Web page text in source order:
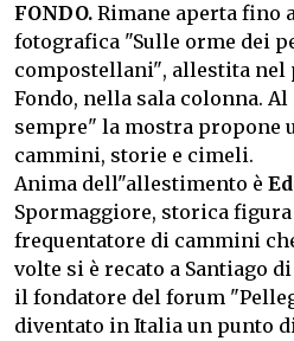
FONDO. Rimane aperta fino
fotografica "Sulle orme dei
compostellani", allestita
Fondo, nella sala colonna.
sempre" la mostra propone
cammini, storie e cimeli.
Anima dell"allestimento è
Spormaggiore, storica
frequentatore di cammini
volte si è recato a Santiago
il fondatore del forum
diventato in Italia un punto